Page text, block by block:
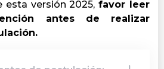
esta versión 2025,favor leer
antes de realizar